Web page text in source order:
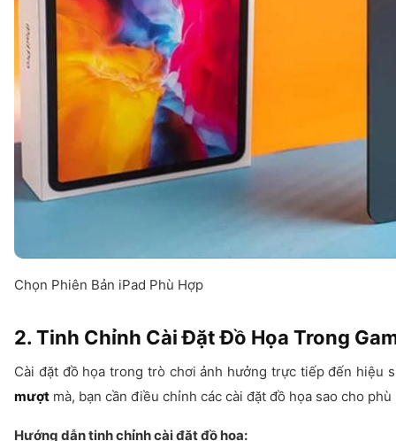
Chọn Phiên Bản iPad Phù Hợp
2. Tinh Chỉnh Cài Đặt Đồ Họa Trong
Cài đặt đồ họa trong trò chơi ảnh hưởng trực tiếp đến hiệu
mượt mà, bạn cần điều chỉnh các cài đặt đồ họa sao cho
Hướng dẫn tinh chỉnh cài đặt đồ họa: